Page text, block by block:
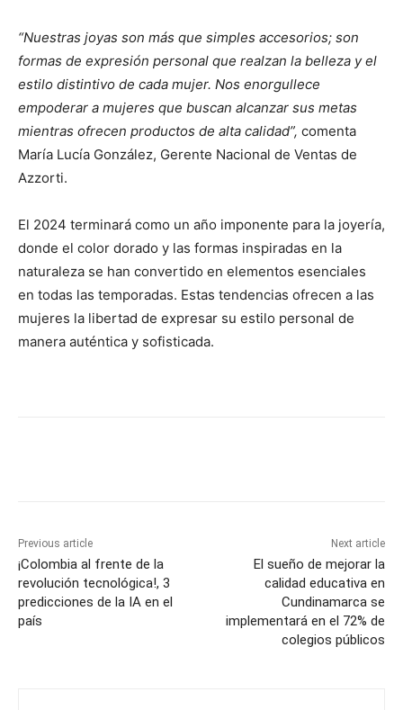
“Nuestras joyas son más que simples accesorios; son
formas de expresión personal que realzan la belleza y el
estilo distintivo de cada mujer. Nos enorgullece
empoderar a mujeres que buscan alcanzar sus metas
mientras ofrecen productos de alta calidad”, comenta
María Lucía González, Gerente Nacional de Ventas de
Azzorti.
El 2024 terminará como un año imponente para la joyería,
donde el color dorado y las formas inspiradas en la
naturaleza se han convertido en elementos esenciales
en todas las temporadas. Estas tendencias ofrecen a las
mujeres la libertad de expresar su estilo personal de
manera auténtica y sofisticada.
Previous article
¡Colombia al frente de la
revolución tecnológica!, 3
predicciones de la IA en el
país
Next article
El sueño de mejorar la
calidad educativa en
Cundinamarca se
implementará en el 72% de
colegios públicos